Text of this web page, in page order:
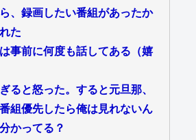
、録画したい番組があったか
た
事前に何度も話してある（嬉
ると怒った。すると元旦那、
組優先したら俺は見れないん
かってる？